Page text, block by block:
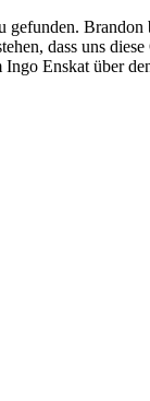
dass uns
Enskat über